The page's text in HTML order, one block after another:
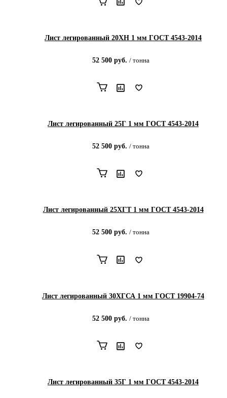
Лист легированный 20ХН 1 мм ГОСТ 4543-2014
52 500руб. / тонна
Лист легированный 25Г 1 мм ГОСТ 4543-2014
52 500руб. / тонна
Лист легированный 25ХГТ 1 мм ГОСТ 4543-2014
52 500руб. / тонна
Лист легированный 30ХГСА 1 мм ГОСТ 19904-74
52 500руб. / тонна
Лист легированный 35Г 1 мм ГОСТ 4543-2014